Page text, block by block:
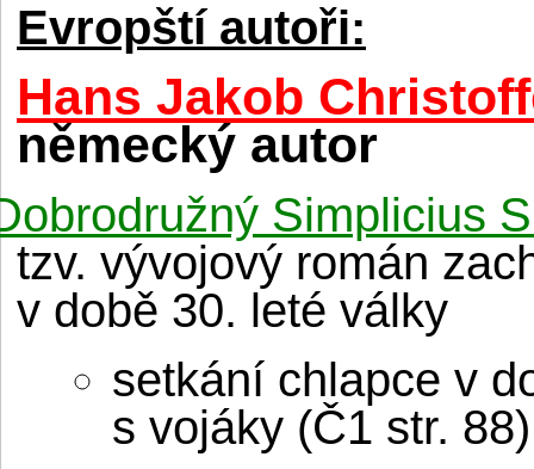
Evropští autoři:
Hans Jakob
německý autor
Simplicius
tzv. vývojový román
v době 30. leté války
setkání chlapce v
s vojáky (Č1 str. 88)